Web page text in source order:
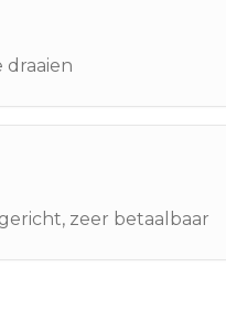
draaien
zeer betaalbaar